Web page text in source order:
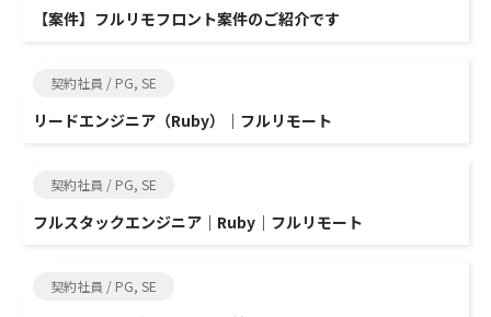
【案件】フルリモフロント案件のご紹介です
契約社員 / PG, SE
リードエンジニア（Ruby）｜フルリモート
契約社員 / PG, SE
フルスタックエンジニア｜Ruby｜フルリモート
契約社員 / PG, SE